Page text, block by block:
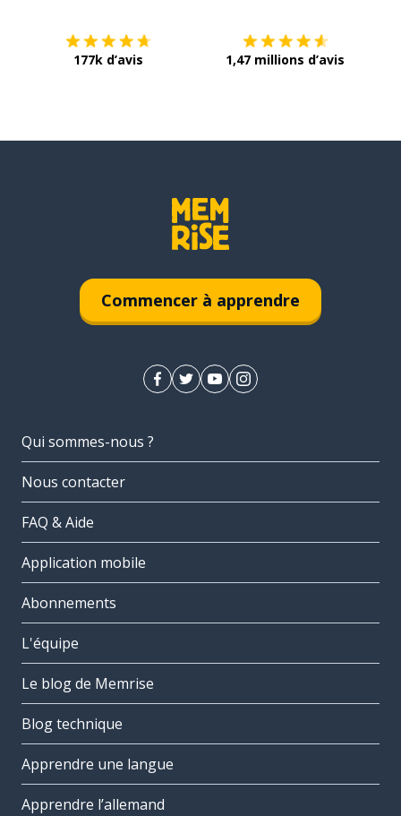
177k d’avis 1,47 millions d’avis
Commencer à apprendre
Qui sommes-nous ?
Nous contacter
FAQ & Aide
Application mobile
Abonnements
L'équipe
Le blog de Memrise
Blog technique
Apprendre une langue
Apprendre l’allemand